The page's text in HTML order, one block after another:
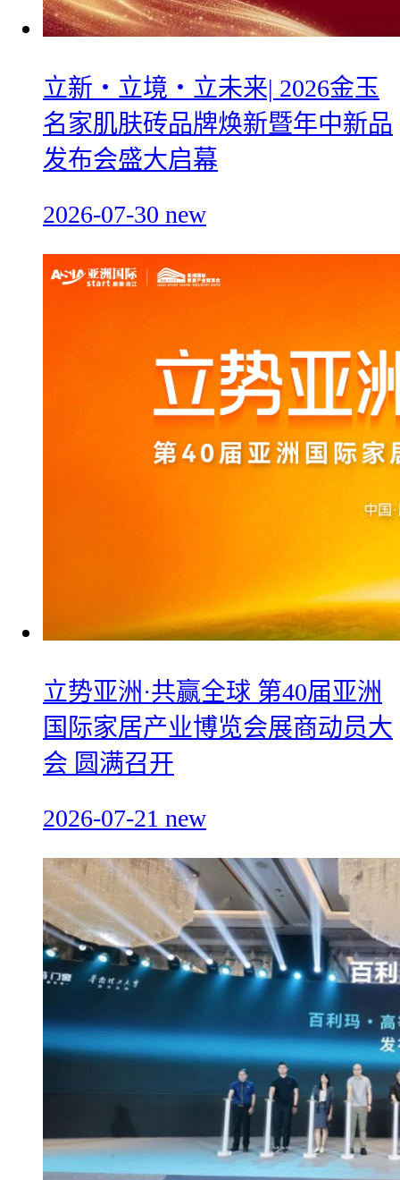
立新・立境・立未来| 2026金玉
名家肌肤砖品牌焕新暨年中新品
发布会盛大启幕
2026-07-30 new
立势亚洲·共赢全球 第40届亚洲
国际家居产业博览会展商动员大
会 圆满召开
2026-07-21 new